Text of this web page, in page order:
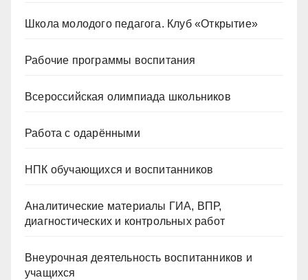
Школа молодого педагога. Клуб «Открытие»
Рабочие программы воспитания
Всероссийская олимпиада школьников
Работа с одарёнными
НПК обучающихся и воспитанников
Аналитические материалы ГИА, ВПР,
диагностических и контрольных работ
Внеурочная деятельность воспитанников и
учащихся